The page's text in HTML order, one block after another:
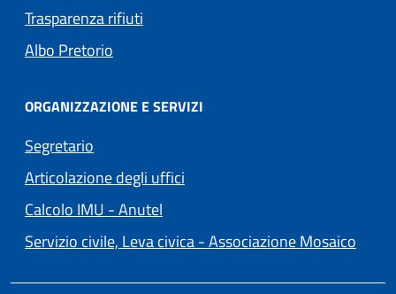
Trasparenza rifiuti
Albo Pretorio
ORGANIZZAZIONE E SERVIZI
Segretario
Articolazione degli uffici
Calcolo IMU - Anutel
Servizio civile, Leva civica - Associazione Mosaico